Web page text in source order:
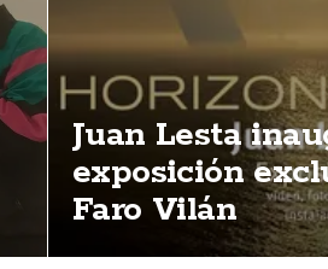
Juan Lesta
exposición
Faro Vilán